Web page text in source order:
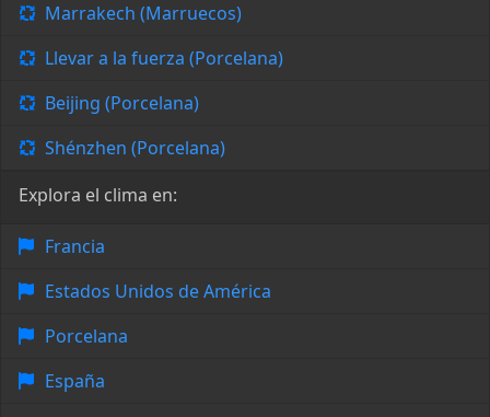
Marrakech (Marruecos)
Llevar a la fuerza (Porcelana)
Beijing (Porcelana)
Shénzhen (Porcelana)
Explora el clima en:
Francia
Estados Unidos de América
Porcelana
España